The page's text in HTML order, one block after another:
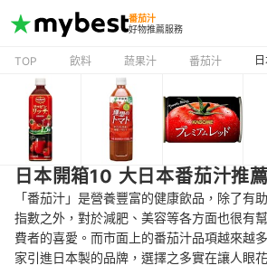
番茄汁
好物推薦服務
TOP 飲料 蔬果汁 番茄汁
日本開箱10 大日本番茄汁推
「番茄汁」是營養豐富的健康飲品，除了有
指數之外，對於減肥、美容等各方面也很有
費者的喜愛。而市面上的番茄汁品項越來越
家引進日本製的品牌，選擇之多實在讓人眼